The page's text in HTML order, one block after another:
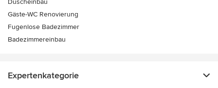
Duscheinbau
Gäste-WC Renovierung
Fugenlose Badezimmer
Badezimmereinbau
Expertenkategorie